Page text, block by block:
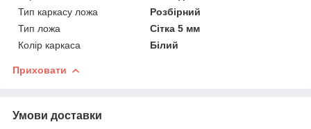
Тип каркасу ложа
Розбірний
Тип ложа
Сітка 5 мм
Колір каркаса
Білий
Приховати
Умови доставки